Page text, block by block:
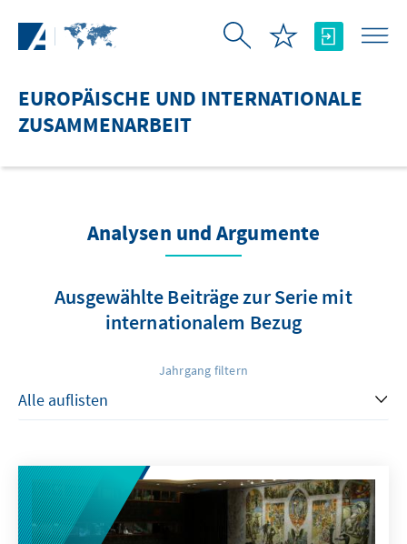
EUROPÄISCHE UND INTERNATIONALE
ZUSAMMENARBEIT
Analysen und Argumente
Ausgewählte Beiträge zur Serie mit
internationalem Bezug
Jahrgang filtern